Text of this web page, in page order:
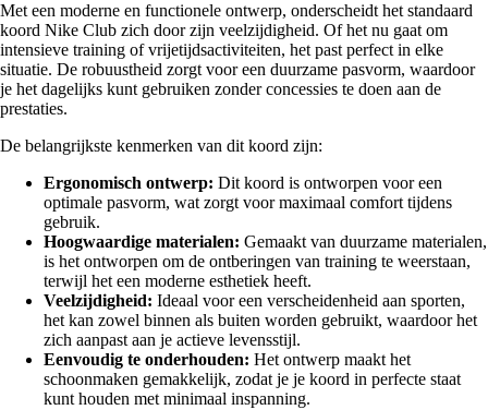
Met een moderne en functionele ontwerp, onderscheidt het standaard
koord Nike Club zich door zijn veelzijdigheid. Of het nu gaat om
intensieve training of vrijetijdsactiviteiten, het past perfect in elke
situatie. De robuustheid zorgt voor een duurzame pasvorm, waardoor
je het dagelijks kunt gebruiken zonder concessies te doen aan de
prestaties.
De belangrijkste kenmerken van dit koord zijn:
Ergonomisch ontwerp: Dit koord is ontworpen voor een
optimale pasvorm, wat zorgt voor maximaal comfort tijdens
gebruik.
Hoogwaardige materialen: Gemaakt van duurzame materialen,
is het ontworpen om de ontberingen van training te weerstaan,
terwijl het een moderne esthetiek heeft.
Veelzijdigheid: Ideaal voor een verscheidenheid aan sporten,
het kan zowel binnen als buiten worden gebruikt, waardoor het
zich aanpast aan je actieve levensstijl.
Eenvoudig te onderhouden: Het ontwerp maakt het
schoonmaken gemakkelijk, zodat je je koord in perfecte staat
kunt houden met minimaal inspanning.